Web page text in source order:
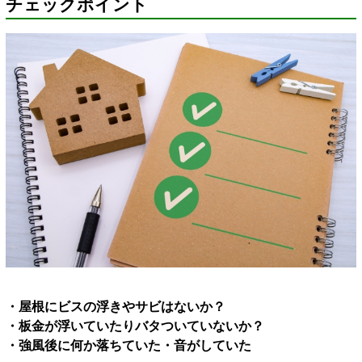
チェックポイント
・屋根にビスの浮きやサビはないか？
・板金が浮いていたりバタついていないか？
・強風後に何か落ちていた・音がしていた